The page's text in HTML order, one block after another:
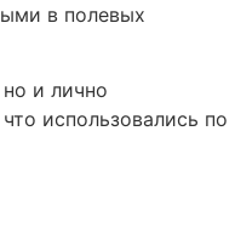
в полевых
и лично
использовались по